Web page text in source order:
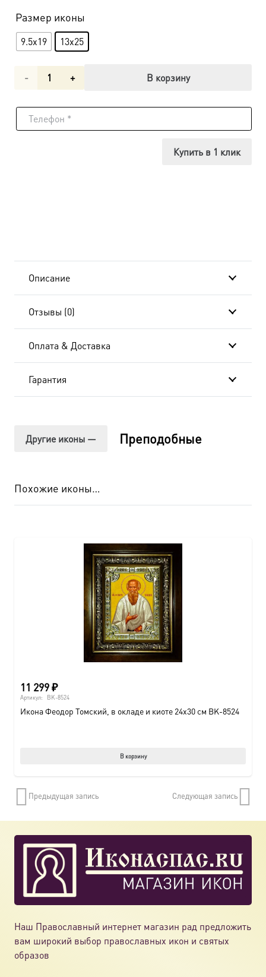
Размер иконы
9.5x19 13x25
Количество
Икона
золочению
в
подарочной
В корзину
Купить в 1 клик
Описание
Отзывы (0)
Оплата & Доставка
Гарантия
Другие иконы — Преподобные
Похожие иконы…
11 299₽
Артикул: BK-8524
Икона Феодор Томский, в окладе и киоте 24х30 см BK-8524
В корзину
Предыдущая запись Следующая запись
Наш Православный интернет магазин рад предложить
вам широкий выбор православных икон и святых
образов